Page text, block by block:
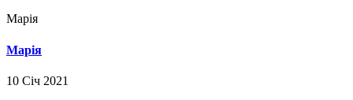
Марія
Марія
10 Січ 2021